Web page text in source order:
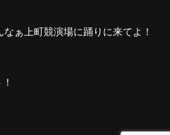
ぁ上町競演場に踊りに来てよ！